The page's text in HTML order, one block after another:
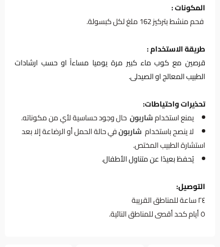
المكونات :
فحم منشط بتركيز 162 ملغ لكل كبسولة.
طريقة الاستخدام :
قرصين مع كوب ماء كبير مرة يوميا مساءاً او حسب ارشادات
الطبيب المعالج او الصيدلى.
تحذيرات واحتياطات:
يمنع استخدامشاربون حال وجود حساسية لأي من مكوناته.
لا ينصح باستخدام شاربونفي حالة الحمل أو الرضاعة إلا بعد
استشارة الطبيب المختص.
يُحفظ بعيدًا عن متناول الأطفال.
التوصيل:
٢٤ ساعة للمناطق القريبة
٥ أيام كحد أقصى للمناطق النائية.